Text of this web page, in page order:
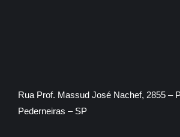
Rua Prof. Massud José Nachef, 2855 –
Pederneiras – SP